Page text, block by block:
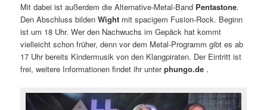
Mit dabei ist außerdem die Alternative-Metal-Band Pentastone.
Den Abschluss bildenWight mit spacigem Fusion-Rock. Beginn
ist um 18 Uhr. Wer den Nachwuchs im Gepäck hat kommt
vielleicht schon früher, denn vor dem Metal-Programm gibt es ab
17 Uhr bereits Kindermusik von den Klangpiraten. Der Eintritt ist
frei, weitere Informationen findet ihr unterphungo.de .